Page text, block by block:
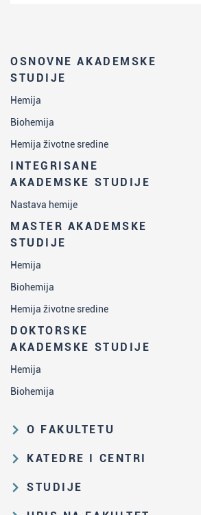
OSNOVNE AKADEMSKE
STUDIJE
Hemija
Biohemija
Hemija životne sredine
INTEGRISANE
AKADEMSKE STUDIJE
Nastava hemije
MASTER AKADEMSKE
STUDIJE
Hemija
Biohemija
Hemija životne sredine
DOKTORSKE
AKADEMSKE STUDIJE
Hemija
Biohemija
O FAKULTETU
Obrazovna i naučna delatnost
struktura
Zakon o visokom obrazovanju i
KATEDRE I CENTRI
Katedra za analitičku hemiju
STUDIJE
Put studiranja na HF